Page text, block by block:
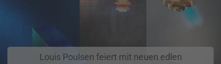
Louis Poulsen feiert mit neuen edlen